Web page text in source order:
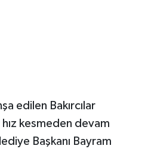
edilen Bakırcılar
hız kesmeden devam
Başkanı Bayram